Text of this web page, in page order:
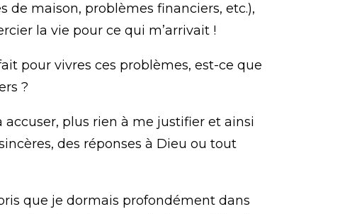
de maison, problèmes financiers, etc.),
la vie pour ce qui m’arrivait !
pour vivres ces problèmes, est-ce que
?
plus rien à me justifier et ainsi
des réponses à Dieu ou tout
que je dormais profondément dans